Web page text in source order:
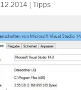
|Tipps